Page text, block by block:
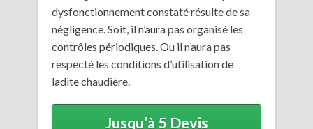
dysfonctionnement constaté résulte de sa
négligence. Soit, il n’aura pas organisé les
contrôles périodiques. Ou il n’aura pas
respecté les conditions d’utilisation de
ladite chaudière.
Jusqu’à 5 Devis